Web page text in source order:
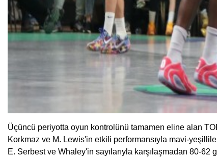
Üçüncü periyotta oyun kontrolünü tamamen eline alan
Korkmaz ve M. Lewis'in etkili performansıyla mavi-
E. Serbest ve Whaley'in sayılarıyla karşılaşmadan 80-